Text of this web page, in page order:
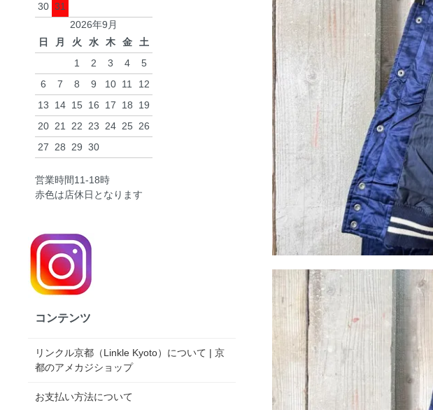
30 31
2026年9月
日
月 火 水 木 金
土
1
2 3 4
5
6
7 8 9 10 11
12
13
14 15 16 17 18
19
20 21 22 23 24 25 26
27
28 29 30
営業時間11-18時
赤色は店休日となります
コンテンツ
リンクル京都（Linkle Kyoto）について | 京
都のアメカジショップ
お支払い方法について